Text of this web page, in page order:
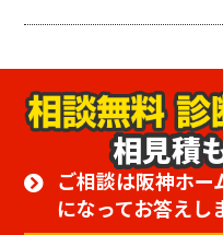
相見積
ご相談は阪神ホ
になってお答えし